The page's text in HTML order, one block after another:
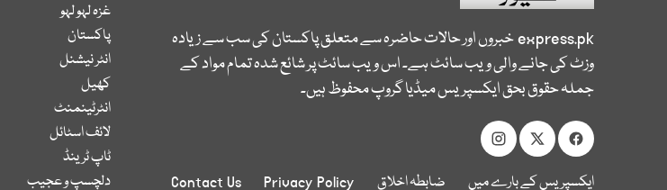
express.pkخبروں اور حالات حاضرہ سے متعلق پاکستان کی سب سے زیادہ
وزٹ کی جانے والی ویب سائٹ ہے۔ اس ویب سائٹ پر شائع شدہ تمام مواد کے
جملہ حقوق بحق ایکسپریس میڈیا گروپ محفوظ ہیں۔
ایکسپریس کے بارے میں ضابطہ اخلاق Privacy Policy
Contact Us
غزہ لہو لہو
پاکستان
انٹر نیشنل
کھیل
انٹرٹینمنٹ
لائف اسٹائل
ٹاپ ٹرینڈ
دلچسپ و عجیب